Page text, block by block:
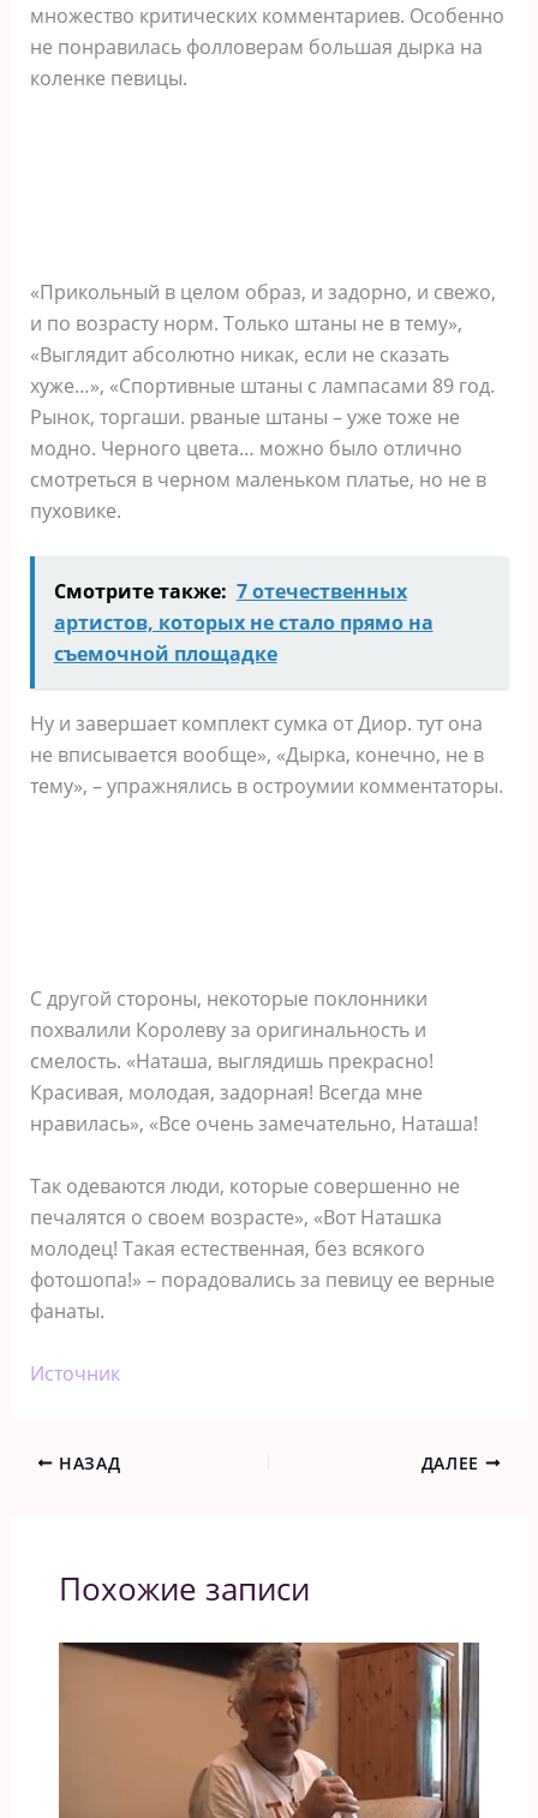
множество критических комментариев. Особенно
не понравилась фолловерам большая дырка на
коленке певицы.
«Прикольный в целом образ, и задорно, и свежо,
и по возрасту норм. Только штаны не в тему»,
«Выглядит абсолютно никак, если не сказать
хуже…», «Спортивные штаны с лампасами 89 год.
Рынок, торгаши. рваные штаны – уже тоже не
модно. Черного цвета… можно было отлично
смотреться в черном маленьком платье, но не в
пуховике.
Смотрите также: 7 отечественных
артистов, которых не стало прямо на
съемочной площадке
Ну и завершает комплект сумка от Диор. тут она
не вписывается вообще», «Дырка, конечно, не в
тему», – упражнялись в остроумии комментаторы.
С другой стороны, некоторые поклонники
похвалили Королеву за оригинальность и
смелость. «Наташа, выглядишь прекрасно!
Красивая, молодая, задорная! Всегда мне
нравилась», «Все очень замечательно, Наташа!
Так одеваются люди, которые совершенно не
печалятся о своем возрасте», «Вот Наташка
молодец! Такая естественная, без всякого
фотошопа!» – порадовались за певицу ее верные
фанаты.
Источник
НАЗАД ДАЛЕЕ
Похожие записи